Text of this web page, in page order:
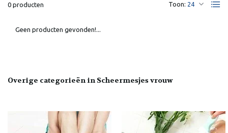
0 producten Toon:
Geen producten gevonden!...
Overige categorieën in Scheermesjes vrouw